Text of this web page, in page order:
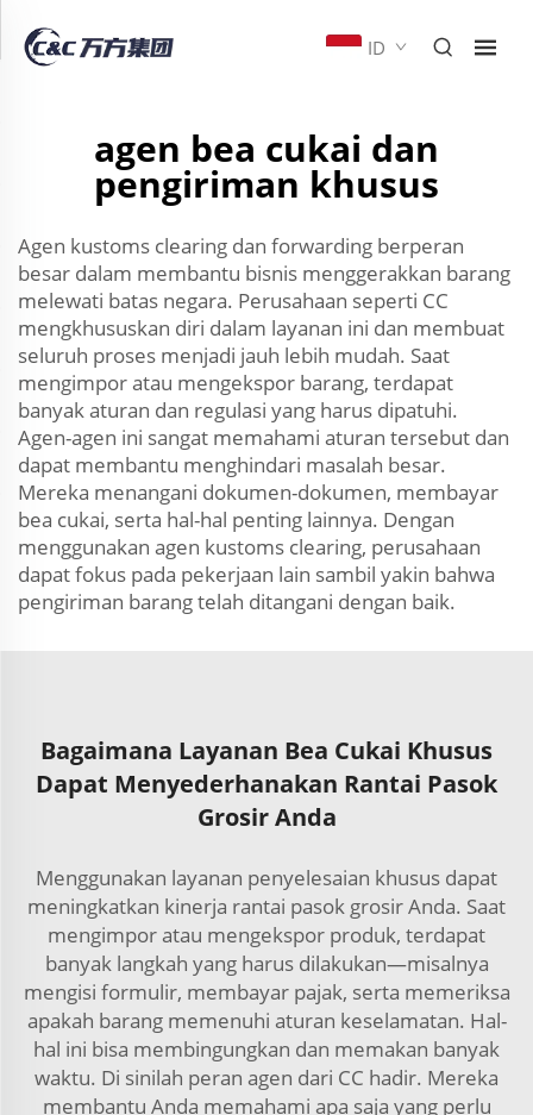
ID
agen bea cukai dan
pengiriman khusus
Agen kustoms clearing dan forwarding berperan
besar dalam membantu bisnis menggerakkan barang
melewati batas negara. Perusahaan seperti CC
mengkhususkan diri dalam layanan ini dan membuat
seluruh proses menjadi jauh lebih mudah. Saat
mengimpor atau mengekspor barang, terdapat
banyak aturan dan regulasi yang harus dipatuhi.
Agen-agen ini sangat memahami aturan tersebut dan
dapat membantu menghindari masalah besar.
Mereka menangani dokumen-dokumen, membayar
bea cukai, serta hal-hal penting lainnya. Dengan
menggunakan agen kustoms clearing, perusahaan
dapat fokus pada pekerjaan lain sambil yakin bahwa
pengiriman barang telah ditangani dengan baik.
Bagaimana Layanan Bea Cukai Khusus
Dapat Menyederhanakan Rantai Pasok
Grosir Anda
Menggunakan layanan penyelesaian khusus dapat
meningkatkan kinerja rantai pasok grosir Anda. Saat
mengimpor atau mengekspor produk, terdapat
banyak langkah yang harus dilakukan—misalnya
mengisi formulir, membayar pajak, serta memeriksa
apakah barang memenuhi aturan keselamatan. Hal-
hal ini bisa membingungkan dan memakan banyak
waktu. Di sinilah peran agen dari CC hadir. Mereka
membantu Anda memahami apa saja yang perlu